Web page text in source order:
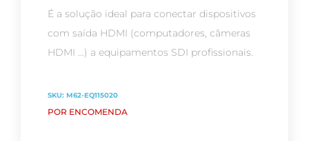
É a solução ideal para conectar dispositivos
com saída HDMI (computadores, câmeras
HDMI …) a equipamentos SDI profissionais.
SKU: M62-EQ115020
POR ENCOMENDA